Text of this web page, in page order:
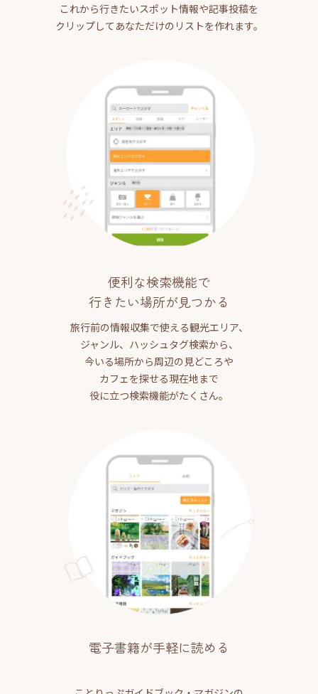
これから行きたいスポット情報や記事投稿を
クリップしてあなただけのリストを作れます。
便利な検索機能で
行きたい場所が見つかる
旅行前の情報収集で使える観光エリア、
ジャンル、ハッシュタグ検索から、
今いる場所から周辺の見どころや
カフェを探せる現在地まで
役に立つ検索機能がたくさん。
電子書籍が手軽に読める